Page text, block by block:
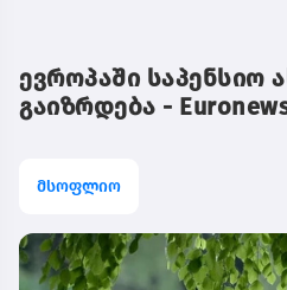
ევროპაში საპენსიო
გაიზრდება -
მსოფლიო